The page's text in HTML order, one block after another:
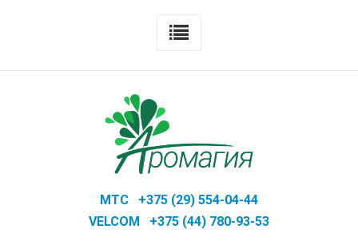
MTC +375 (29) 554-04-44
VELCOM +375 (44) 780-93-53